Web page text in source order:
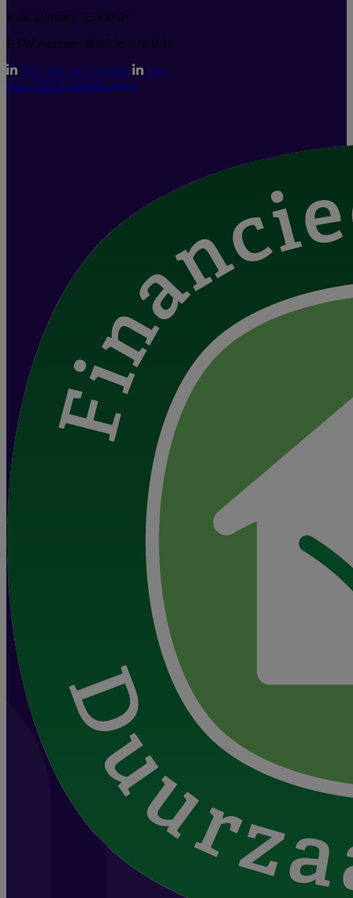
KvK nummer: 33300916
BTW nummer: 8068.95.676.B01
Volg ons op LinkedIn
Join
onze SEH LinkedIn-groep